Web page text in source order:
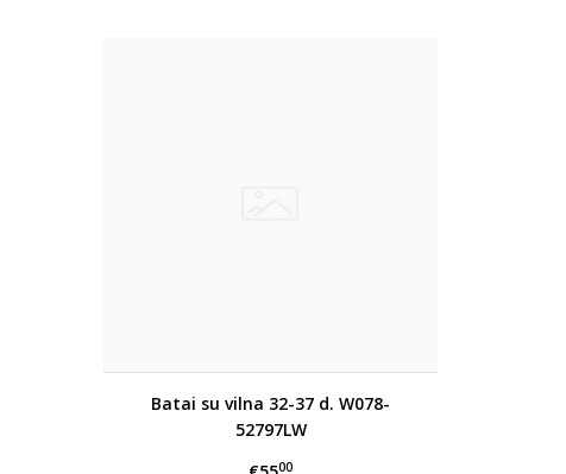
Batai su vilna 32-37 d. W078-
52797LW
00